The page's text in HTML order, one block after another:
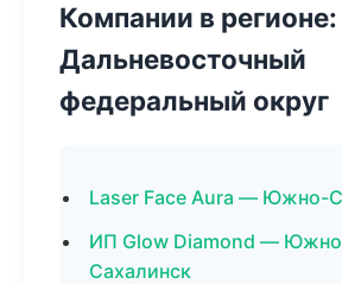
Компании в регионе:
Дальневосточный
федеральный округ
Laser Face Aura — Южно-
ИП Glow Diamond —
Сахалинск